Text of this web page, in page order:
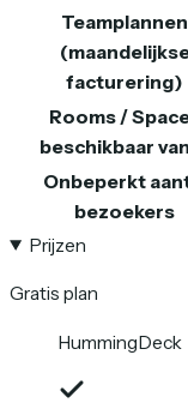
Teamplannen
facturering)
Rooms /
beschikbaar
Onbeperkt
bezoekers
Prijzen
Gratis plan
HummingDeck